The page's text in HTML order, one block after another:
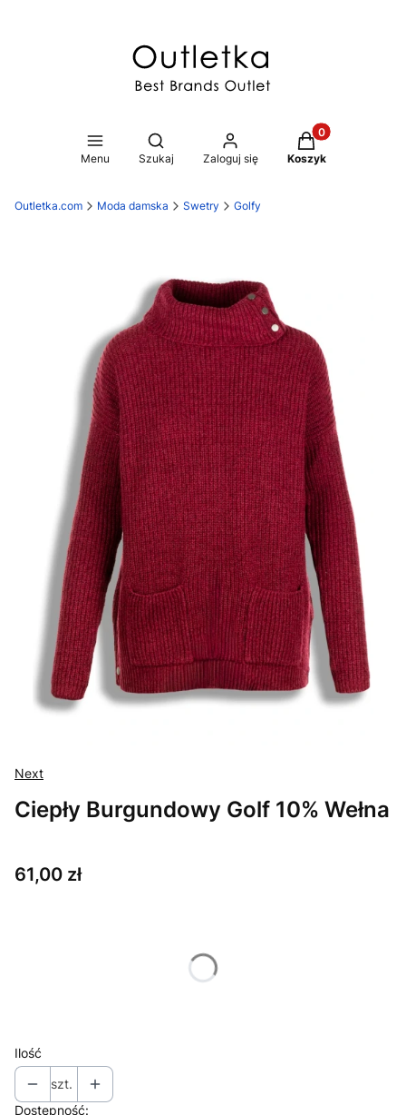
Menu
Otwórz wyszukiwarkę
Szukaj Zaloguj się
Produkty w
Koszyk
Outletka.com Moda damska Swetry Golfy
Next
Ciepły Burgundowy Golf 10% Wełna
Cena
61,00 zł
Poszczególne warianty mogą różnić się ceną
Ilość
szt.
Dostępność: